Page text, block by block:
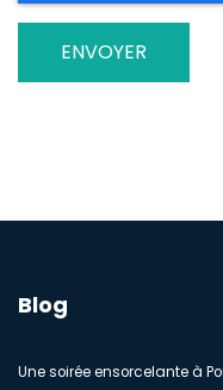
ENVOYER
Blog
Une soirée ensorcelante à